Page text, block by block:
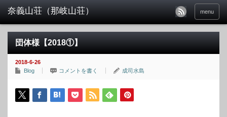
menu
団体様【2018①】
2018-6-26
Blog
コメントを書く 成司水島